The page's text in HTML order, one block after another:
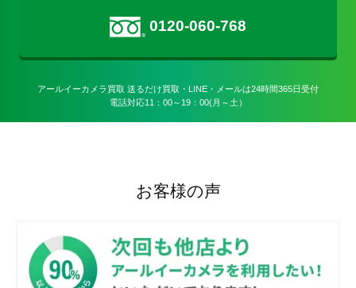
0120-060-768
アールイーカメラ買取 送るだけ買取・LINE・メールは24時間365日受付
電話対応11：00～19：00(月～土）
お客様の声